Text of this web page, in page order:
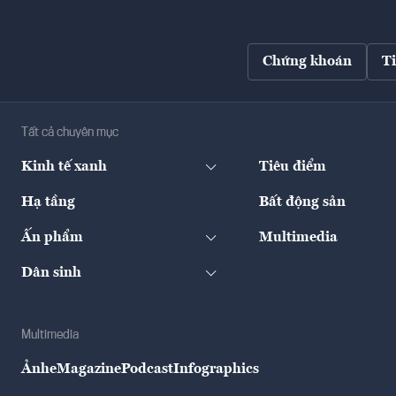
Chứng khoán
Tất cả chuyên mục
Kinh tế xanh Tiêu điểm
Hạ tầng Bất động sản
Ấn phẩm Multimedia
Dân sinh
Multimedia
ẢnheMagazinePodcastInfographics